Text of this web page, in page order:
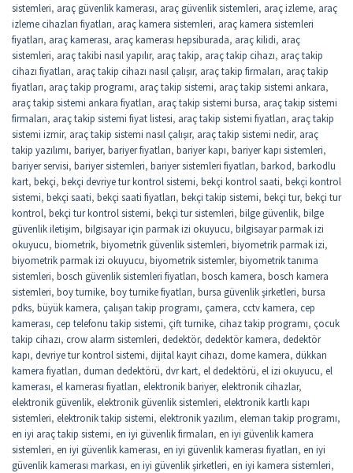
sistemleri, araç güvenlik kamerası, araç güvenlik sistemleri, araç izleme, araç
izleme cihazları fiyatları, araç kamera sistemleri, araç kamera sistemleri
fiyatları, araç kamerası, araç kamerası hepsiburada, araç kilidi, araç
sistemleri, araç takibi nasıl yapılır, araç takip, araç takip cihazı, araç takip
cihazı fiyatları, araç takip cihazı nasıl çalışır, araç takip firmaları, araç takip
fiyatları, araç takip programı, araç takip sistemi, araç takip sistemi ankara,
araç takip sistemi ankara fiyatları, araç takip sistemi bursa, araç takip sistemi
firmaları, araç takip sistemi fiyat listesi, araç takip sistemi fiyatları, araç takip
sistemi izmir, araç takip sistemi nasıl çalışır, araç takip sistemi nedir, araç
takip yazılımı, bariyer, bariyer fiyatları, bariyer kapı, bariyer kapı sistemleri,
bariyer servisi, bariyer sistemleri, bariyer sistemleri fiyatları, barkod, barkodlu
kart, bekçi, bekçi devriye tur kontrol sistemi, bekçi kontrol saati, bekçi kontrol
sistemi, bekçi saati, bekçi saati fiyatları, bekçi takip sistemi, bekçi tur, bekçi tur
kontrol, bekçi tur kontrol sistemi, bekçi tur sistemleri, bilge güvenlik, bilge
güvenlik iletişim, bilgisayar için parmak izi okuyucu, bilgisayar parmak izi
okuyucu, biometrik, biyometrik güvenlik sistemleri, biyometrik parmak izi,
biyometrik parmak izi okuyucu, biyometrik sistemler, biyometrik tanıma
sistemleri, bosch güvenlik sistemleri fiyatları, bosch kamera, bosch kamera
sistemleri, boy turnike, boy turnike fiyatları, bursa güvenlik şirketleri, bursa
pdks, büyük kamera, çalışan takip programı, çamera, cctv kamera, cep
kamerası, cep telefonu takip sistemi, çift turnike, cihaz takip programı, çocuk
takip cihazı, crow alarm sistemleri, dedektör, dedektör kamera, dedektör
kapı, devriye tur kontrol sistemi, dijital kayıt cihazı, dome kamera, dükkan
kamera fiyatları, duman dedektörü, dvr kart, el dedektörü, el izi okuyucu, el
kamerası, el kamerası fiyatları, elektronik bariyer, elektronik cihazlar,
elektronik güvenlik, elektronik güvenlik sistemleri, elektronik kartlı kapı
sistemleri, elektronik takip sistemi, elektronik yazılım, eleman takip programı,
en iyi araç takip sistemi, en iyi güvenlik firmaları, en iyi güvenlik kamera
sistemleri, en iyi güvenlik kamerası, en iyi güvenlik kamerası fiyatları, en iyi
güvenlik kamerası markası, en iyi güvenlik şirketleri, en iyi kamera sistemleri,